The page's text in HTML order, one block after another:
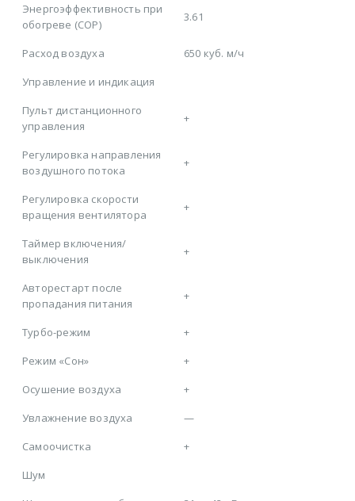
Энергоэффективность при
обогреве (COP)
3.61
Расход воздуха
650 куб. м/ч
Управление и индикация
Пульт дистанционного
управления
+
Регулировка направления
воздушного потока
+
Регулировка скорости
вращения вентилятора
+
Таймер включения/
выключения
+
Авторестарт после
пропадания питания
+
Турбо-режим
+
Режим «Сон»
+
Осушение воздуха
+
Увлажнение воздуха
—
Самоочистка
+
Шум